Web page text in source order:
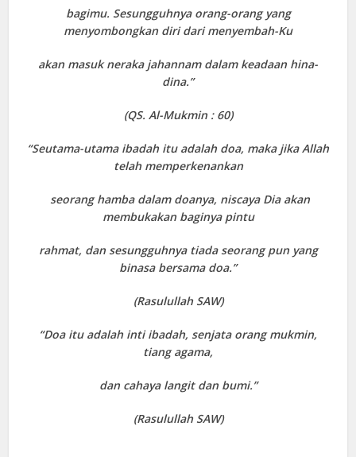
bagimu. Sesungguhnya orang-orang yang
menyombongkan diri dari menyembah-Ku
akan masuk neraka jahannam dalam keadaan hina-
dina.”
(QS. Al-Mukmin : 60)
“Seutama-utama ibadah itu adalah doa, maka jika Allah
telah memperkenankan
seorang hamba dalam doanya, niscaya Dia akan
membukakan baginya pintu
rahmat, dan sesungguhnya tiada seorang pun yang
binasa bersama doa.”
(Rasulullah SAW)
“Doa itu adalah inti ibadah, senjata orang mukmin,
tiang agama,
dan cahaya langit dan bumi.”
(Rasulullah SAW)